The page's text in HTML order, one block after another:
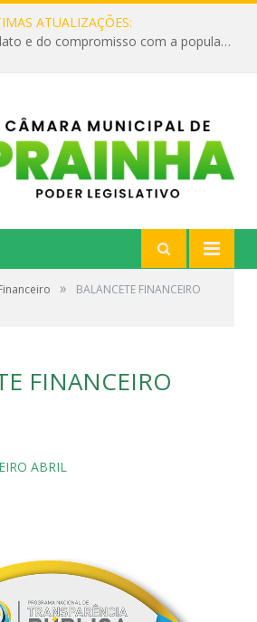
ATUALIZAÇÕES:
Um símbolo do mandato e do compromisso com a população
»
BALANCETE FINANCEIRO
FINANCEIRO
ABRIL